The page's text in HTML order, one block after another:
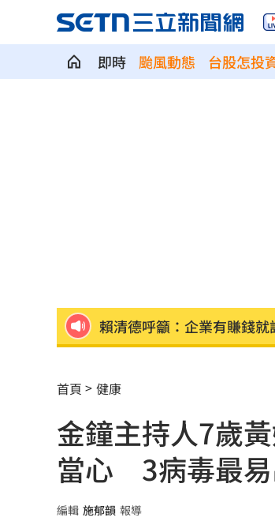
即時 颱風動態 台股怎投
賴清德呼籲：企業有賺錢就
LINE更新傳災情！ 用戶怨
美國出手封殺中國機器人！
初來富邦最熟張育成 瑪帝
車站、農場廁所裝針孔 台
首頁 健康
金鐘主持人7歲
當心 3病毒最
編輯 施郁韻 報導